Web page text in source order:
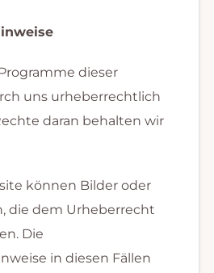
dieser
uns urheberrechtlich
daran behalten wir
können Bilder oder
die dem Urheberrecht
Die
in diesen Fällen